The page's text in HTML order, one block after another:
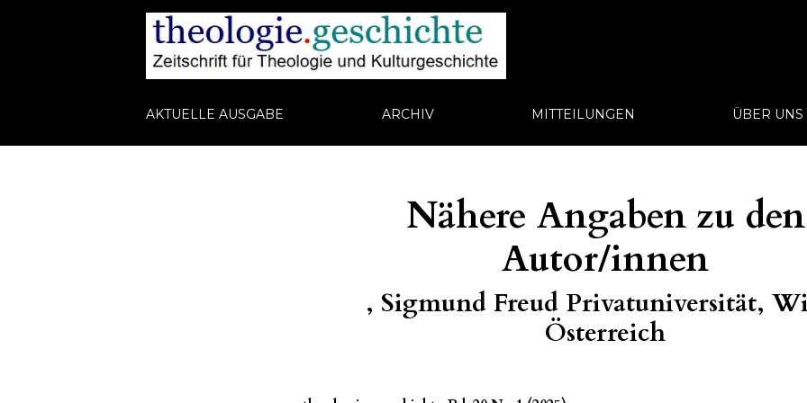
AKTUELLE AUSGABE ARCHIV MITTEILUNGEN ÜBER UNS
Nähere Angaben zu den
Autor/innen
, Sigmund Freud Privatuniversität,
Österreich